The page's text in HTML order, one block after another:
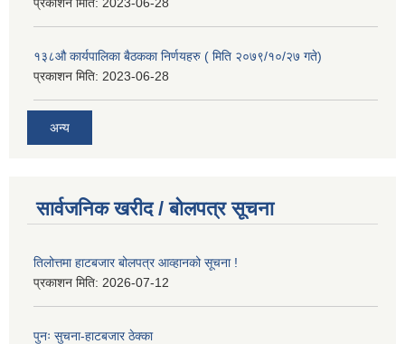
प्रकाशन मिति: 2023-06-28
१३८औ कार्यपालिका बैठकका निर्णयहरु ( मिति २०७९/१०/२७ गते)
प्रकाशन मिति: 2023-06-28
अन्य
सार्वजनिक खरीद / बोलपत्र सूचना
तिलोत्तमा हाटबजार बोलपत्र आव्हानको सूचना !
प्रकाशन मिति: 2026-07-12
पुनः सुचना-हाटबजार ठेक्का